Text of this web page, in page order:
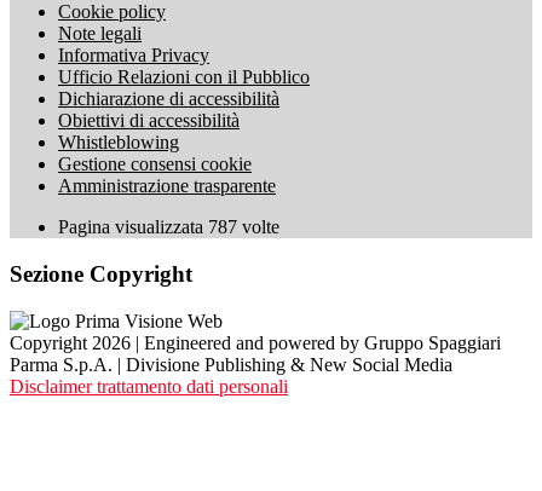
Cookie policy
Note legali
Informativa Privacy
Ufficio Relazioni con il Pubblico
Dichiarazione di accessibilità
Obiettivi di accessibilità
Whistleblowing
Gestione consensi cookie
Amministrazione trasparente
Pagina visualizzata 787 volte
Sezione Copyright
Copyright 2026 | Engineered and powered by Gruppo Spaggiari
Parma S.p.A. | Divisione Publishing & New Social Media
Disclaimer trattamento dati personali